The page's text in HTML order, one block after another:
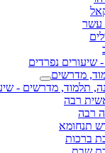
עשר
שיעורים נפרדים
מדרשים
תלמוד, מדרשים -
רבה
רבה
תנחומא
ברכות